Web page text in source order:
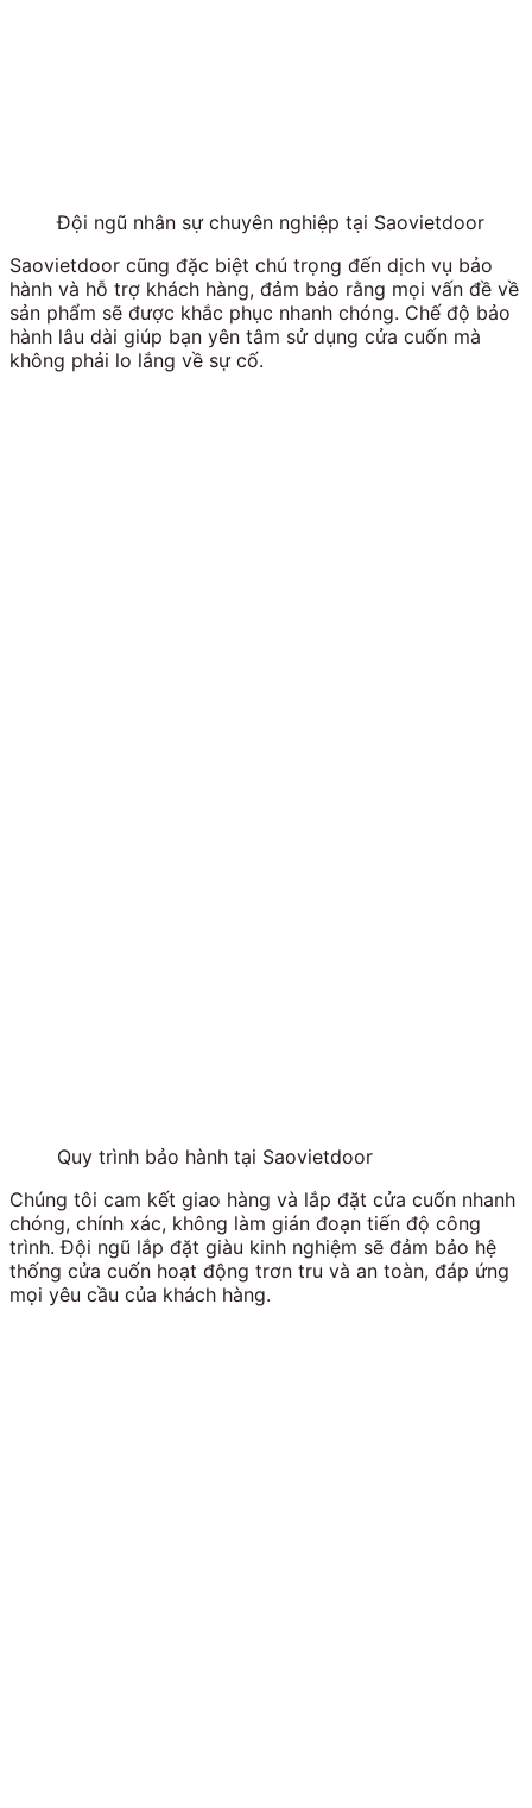
Đội ngũ nhân sự chuyên nghiệp tại Saovietdoor
Saovietdoor cũng đặc biệt chú trọng đến dịch vụ bảo
hành và hỗ trợ khách hàng, đảm bảo rằng mọi vấn đề về
sản phẩm sẽ được khắc phục nhanh chóng. Chế độ bảo
hành lâu dài giúp bạn yên tâm sử dụng cửa cuốn mà
không phải lo lắng về sự cố.
Quy trình bảo hành tại Saovietdoor
Chúng tôi cam kết giao hàng và lắp đặt cửa cuốn nhanh
chóng, chính xác, không làm gián đoạn tiến độ công
trình. Đội ngũ lắp đặt giàu kinh nghiệm sẽ đảm bảo hệ
thống cửa cuốn hoạt động trơn tru và an toàn, đáp ứng
mọi yêu cầu của khách hàng.